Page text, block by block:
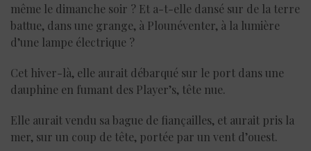
même le dimanche soir ? Et a-t-elle dansé sur de la terre
battue, dans une grange, à Plounéventer, à la lumière
d’une lampe électrique ?
Cet hiver-là, elle aurait débarqué sur le port dans une
dauphine en fumant des Player’s, tête nue.
Elle aurait vendu sa bague de fiançailles, et aurait pris la
mer, sur un coup de tête, portée par un vent d’ouest.